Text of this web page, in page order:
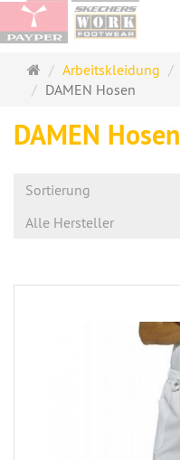
Startseite
Arbeitskleidung
DAMEN Hosen
DAMEN Hosen
Sortierung
Alle Hersteller